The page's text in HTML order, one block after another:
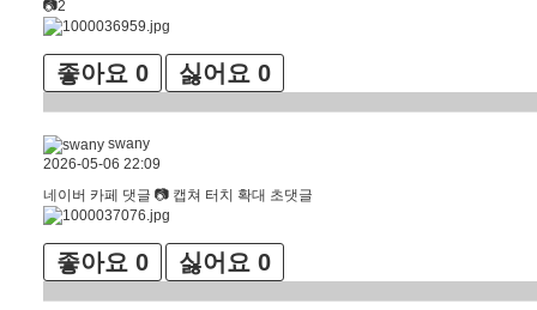
📷2
좋아요 0 싫어요 0
swany
2026-05-06 22:09
네이버 카페 댓글 📷 캡쳐 터치 확대 초댓글
좋아요 0 싫어요 0